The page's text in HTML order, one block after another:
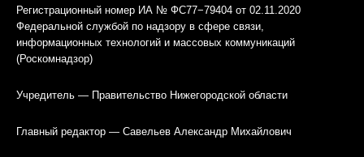
Регистрационный номер ИА № ФС77−79404 от 02.11.2020
Федеральной службой по надзору в сфере связи,
информационных технологий и массовых коммуникаций
(Роскомнадзор)
Учредитель — Правительство Нижегородской области
Главный редактор — Савельев Александр Михайлович